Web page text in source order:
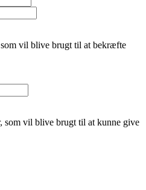
vil blive brugt til at bekræfte
som vil blive brugt til at kunne give